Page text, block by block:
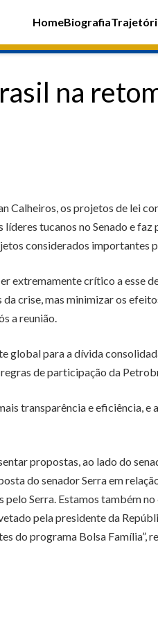
HomeBiografia
na
Calheiros, os projetos de lei
tucanos no Senado e
considerados importantes
extremamente crítico a esse
crise, mas minimizar os
a reunião.
global para a dívida
de participação da
transparência e eficiência, e
propostas, ao lado do
do senador Serra em
Serra. Estamos também
pela presidente da
do programa Bolsa Família”,